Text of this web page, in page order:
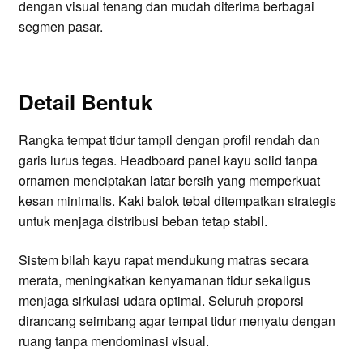
dengan visual tenang dan mudah diterima berbagai
segmen pasar.
Detail Bentuk
Rangka tempat tidur tampil dengan profil rendah dan
garis lurus tegas. Headboard panel kayu solid tanpa
ornamen menciptakan latar bersih yang memperkuat
kesan minimalis. Kaki balok tebal ditempatkan strategis
untuk menjaga distribusi beban tetap stabil.
Sistem bilah kayu rapat mendukung matras secara
merata, meningkatkan kenyamanan tidur sekaligus
menjaga sirkulasi udara optimal. Seluruh proporsi
dirancang seimbang agar tempat tidur menyatu dengan
ruang tanpa mendominasi visual.